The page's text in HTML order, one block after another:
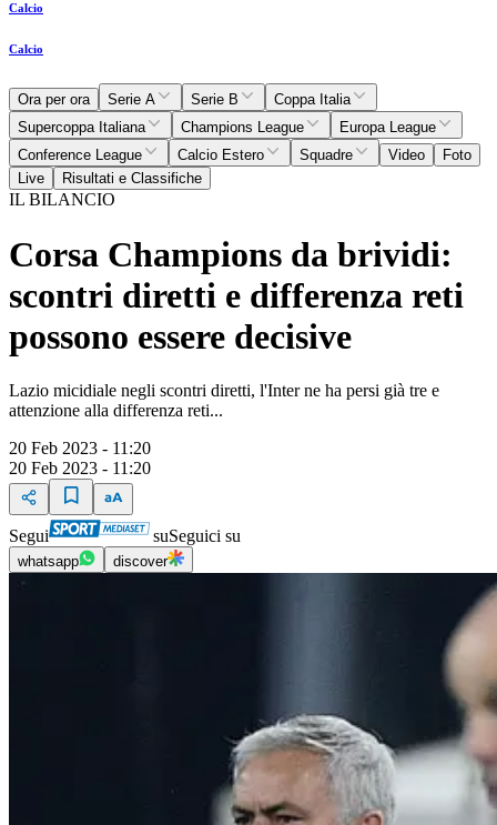
Calcio
Calcio
Ora per ora Serie A Serie B
Coppa Italia
Supercoppa Italiana
Champions League
Europa League
Conference League
Calcio Estero Squadre Video
Foto
Live
Risultati e Classifiche
IL BILANCIO
Corsa Champions da brividi:
scontri diretti e differenza reti
possono essere decisive
Lazio micidiale negli scontri diretti, l'Inter ne ha persi già tre e
attenzione alla differenza reti...
20 Feb 2023 - 11:20
20 Feb 2023 - 11:20
Segui suSeguici su
whatsapp discover